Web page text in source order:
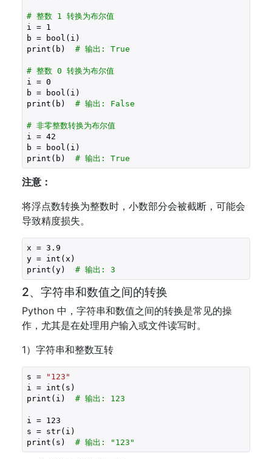
# 整数 1 转换为布尔值
i = 1
b = bool(i)
print(b) # 输出: True
# 整数 0 转换为布尔值
i = 0
b = bool(i)
print(b) # 输出: False
# 非零整数转换为布尔值
i = 42
b = bool(i)
print(b) # 输出: True
注意：
将浮点数转换为整数时，小数部分会被截断，可能会
导致精度损失。
x = 3.9
y = int(x)
print(y) # 输出: 3
2、字符串和数值之间的转换
Python 中，字符串和数值之间的转换是常见的操
作，尤其是在处理用户输入或文件读写时。
1）字符串和整数互转
s =
"123"
i = int(s)
print(i) # 输出: 123
i = 123
s = str(i)
print(s) # 输出: "123"